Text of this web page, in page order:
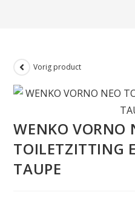
Vorig product
WENKO VORNO
TOILETZITTING
TAUPE